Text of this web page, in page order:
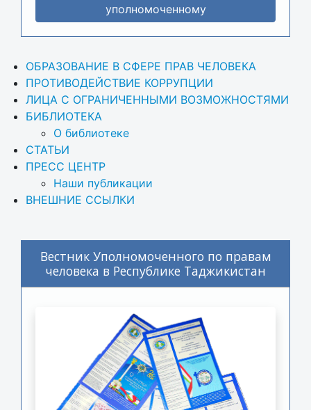
уполномоченному
ОБРАЗОВАНИЕ В СФЕРЕ ПРАВ ЧЕЛОВЕКА
ПРОТИВОДЕЙСТВИЕ КОРРУПЦИИ
ЛИЦА С ОГРАНИЧЕННЫМИ ВОЗМОЖНОСТЯМИ
БИБЛИОТЕКА
О библиотеке
СТАТЬИ
ПРЕСС ЦЕНТР
Наши публикации
ВНЕШНИЕ ССЫЛКИ
Вестник Уполномоченного по правам
человека в Республике Таджикистан